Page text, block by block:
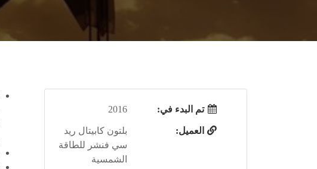
تم البدء في: 2016
العميل:
بلتون كابيتال ريد
سي فنشر للطاقة
الشمسية